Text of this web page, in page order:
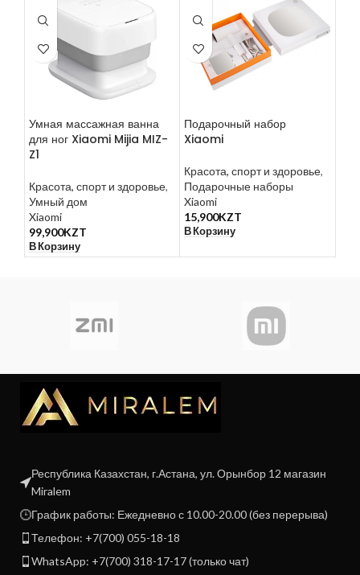
Умная массажная ванна
для ног Xiaomi Mijia MIZ-
Z1
Красота, спорт и здоровье,
Умный дом
Xiaomi
99,900KZT
В Корзину
Подарочный набор
Xiaomi
Красота, спорт и здоровье,
Подарочные наборы
Xiaomi
15,900KZT
В Корзину
Республика Казахстан, г.Астана, ул. Орынбор 12 магазин
Miralem
График работы: Ежедневно с 10.00-20.00 (без перерыва)
Телефон: +7(700) 055-18-18
WhatsApp: +7(700) 318-17-17 (только чат)